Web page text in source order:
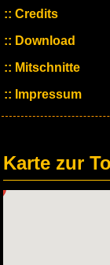
Credits
Download
Mitschnitte
Impressum
Karte zur